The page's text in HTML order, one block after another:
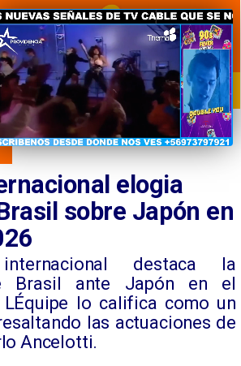
DEPORTES CULTURA
elogia
sobre Japón en
destaca la
Brasil ante Japón en el
LÉquipe lo califica como un
las actuaciones de
Ancelotti.